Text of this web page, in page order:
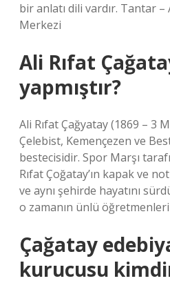
bir anlatı dili vardır. Tantar –
Merkezi
Ali Rıfat
yapmıştır?
Ali Rıfat Çağyatay (1869 – 3
Çelebist, Kemençezen ve
bestecisidir. Spor Marşı
Rıfat Çoğatay’ın kapak ve
ve aynı şehirde hayatını
o zamanın ünlü
Çağatay
kurucusu